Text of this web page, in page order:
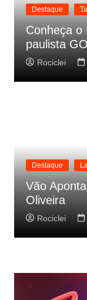
Destaque
Conheça o
paulista
Rociclei
Destaque
Vão
Oliveira
Rociclei